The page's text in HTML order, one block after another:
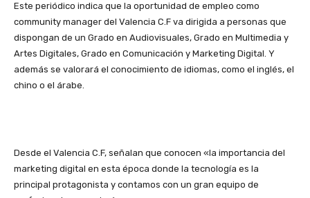
Este periódico indica que la oportunidad de empleo como
community manager del Valencia C.F va dirigida a personas que
dispongan de un Grado en Audiovisuales, Grado en Multimedia y
Artes Digitales, Grado en Comunicación y Marketing Digital. Y
además se valorará el conocimiento de idiomas, como el inglés, el
chino o el árabe.
Desde el Valencia C.F, señalan que conocen «la importancia del
marketing digital en esta época donde la tecnología es la
principal protagonista y contamos con un gran equipo de